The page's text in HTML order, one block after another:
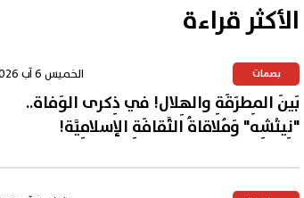
الأكثر قراءة
بصمات الخميس 6 آب 2026
بَينَ المِطرَقَةِ والهِلال! في ذِكرى الوَفاة..
"نِيتْشِه" وَمُلاقاةُ الثَّقافَةِ الإسلامِيَّة!